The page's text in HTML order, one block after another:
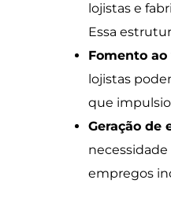
lojistas e
Essa
Fomento ao
lojistas
que
Geração de
empregos